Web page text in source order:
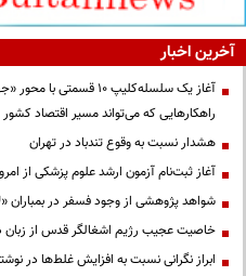
آخرین اخبار
آغاز یک سلسله‌کلیپ ۱۰
راهکارهایی که می‌تواند مسیر اقتصاد کشور
هشدار نسبت به وقوع تندباد در تهران
آغاز ثبت‌نام آزمون ارشد علوم پزشکی از
شواهد پژوهشی از وجود فسفر در بمباران
خاصیت عجیب رژیم اشغالگر قدس از زبان
ابراز نگرانی نسبت به افزایش غلط‌ها در